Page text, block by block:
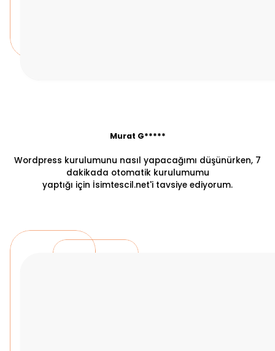
Murat G*****
Wordpress kurulumunu nasıl yapacağımı düşünürken, 7
dakikada otomatik kurulumumu
yaptığı için İsimtescil.net'i tavsiye ediyorum.